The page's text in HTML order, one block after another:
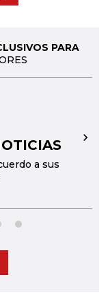
PARA
a sus
→